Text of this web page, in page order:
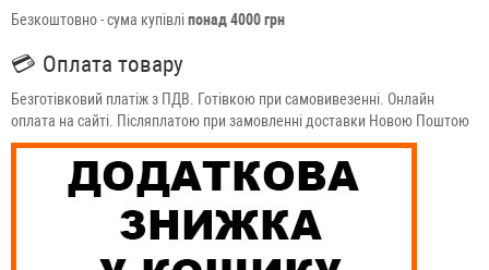
Безкоштовно - сума купівліпонад 4000 грн
💳 Оплата товару
Безготівковий платіж з ПДВ. Готівкою при самовивезенні. Онлайн
оплата на сайті. Післяплатою при замовленні доставки Новою Поштою